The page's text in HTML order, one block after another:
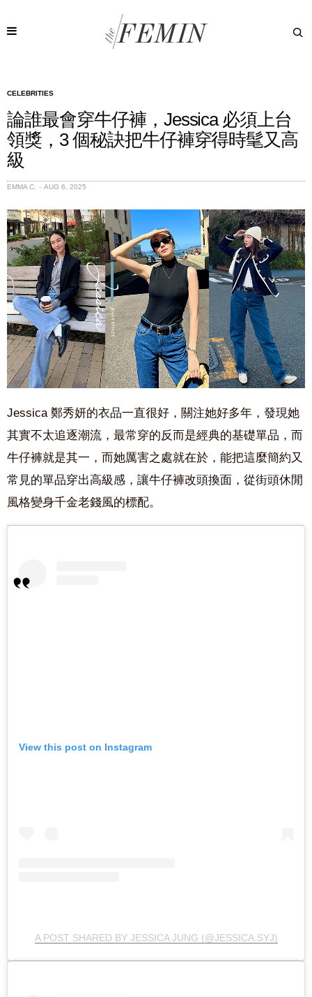
CELEBRITIES
論誰最會穿牛仔褲，Jessica 必須上台
領獎，3 個秘訣把牛仔褲穿得時髦又高
級
EMMA C. AUG 6, 2025
Jessica 鄭秀妍的衣品一直很好，關注她好多年，發現她
其實不太追逐潮流，最常穿的反而是經典的基礎單品，而
牛仔褲就是其一，而她厲害之處就在於，能把這麼簡約又
常見的單品穿出高級感，讓牛仔褲改頭換面，從街頭休閒
風格變身千金老錢風的標配。
View this post on Instagram
A POST SHARED BY JESSICA JUNG (@JESSICA.SYJ)